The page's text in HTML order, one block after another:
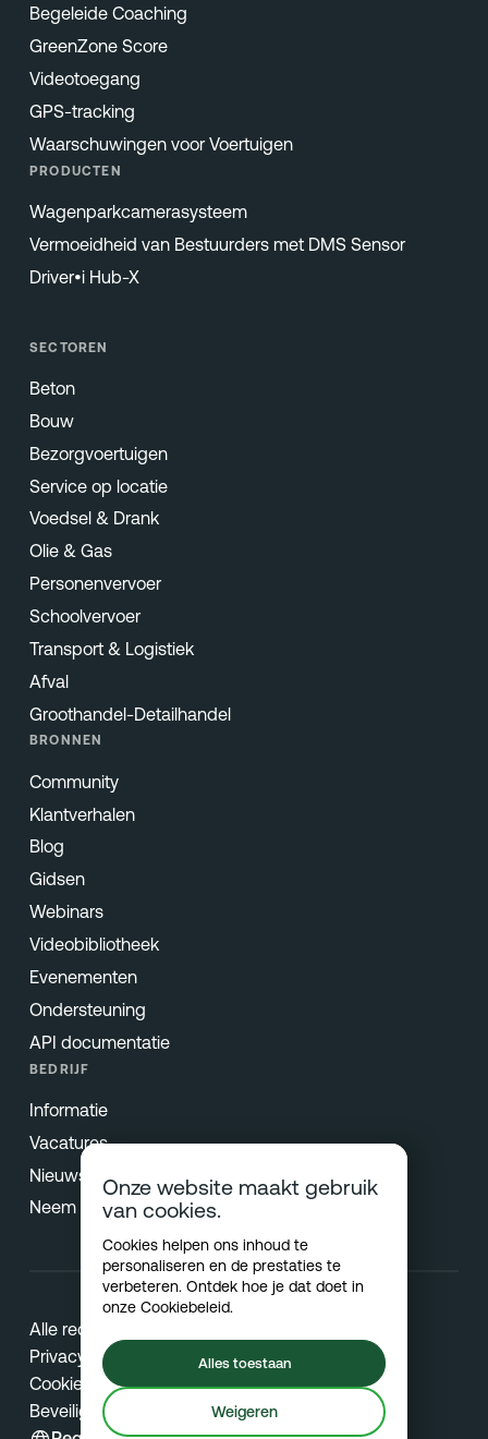
Begeleide Coaching
GreenZone Score
Videotoegang
GPS-tracking
Waarschuwingen voor Voertuigen
PRODUCTEN
Wagenparkcamerasysteem
Vermoeidheid van Bestuurders met DMS Sensor
Driver•i Hub-X
SECTOREN
Beton
Bouw
Bezorgvoertuigen
Service op locatie
Voedsel & Drank
Olie & Gas
Personenvervoer
Schoolvervoer
Transport & Logistiek
Afval
Groothandel-Detailhandel
BRONNEN
Community
Klantverhalen
Blog
Gidsen
Webinars
Videobibliotheek
Evenementen
Ondersteuning
API documentatie
BEDRIJF
Informatie
Vacatures
Nieuws & Pers
Neem contact op
Alle rechten voorbehouden © 2026 Netradyne
Privacy
Cookies
Beveiliging
Onze website maakt gebruik
van cookies.
Cookies helpen ons inhoud te
personaliseren en de prestaties te
verbeteren. Ontdek hoe je dat doet in
onze Cookiebeleid.
Alles toestaan
Weigeren